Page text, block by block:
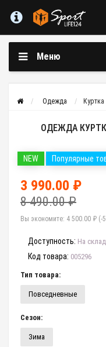
Меню
Одежда
ОДЕЖДА
NEW Популярные
3 990.00 ₽
8 490.00 ₽
Вы экономите: 4 500.00 ₽ (-
Доступность: На
Код товара: 005296
Тип товара:
Повседневные
Сезон:
Зима